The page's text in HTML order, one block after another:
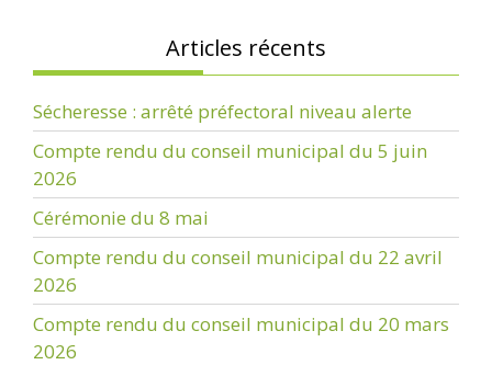
Articles récents
Sécheresse : arrêté préfectoral niveau alerte
Compte rendu du conseil municipal du 5 juin
2026
Cérémonie du 8 mai
Compte rendu du conseil municipal du 22 avril
2026
Compte rendu du conseil municipal du 20 mars
2026